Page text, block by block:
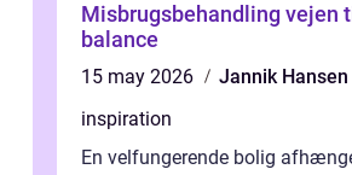
Misbrugsbehandling vejen til et liv i
balance
15 may 2026
Jannik Hansen
inspiration
En velfungerende bolig